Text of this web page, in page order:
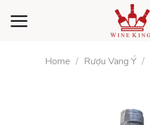
Home / Rượu Vang Ý /